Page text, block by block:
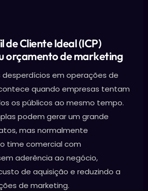
de Cliente Ideal (ICP)
orçamento de marketing
desperdícios em operações de
quando empresas tentam
os públicos ao mesmo tempo.
podem gerar um grande
mas normalmente
time comercial com
aderência ao negócio,
de aquisição e reduzindo a
de marketing.